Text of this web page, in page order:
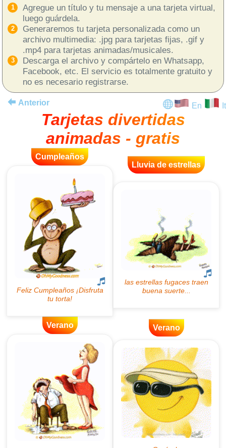
Agregue un título y tu mensaje a una tarjeta virtual,
luego guárdela.
Generaremos tu tarjeta personalizada como un
archivo multimedia: .jpg para tarjetas fijas, .gif y
.mp4 para tarjetas animadas/musicales.
Descarga el archivo y compártelo en Whatsapp,
Facebook, etc. El servicio es totalmente gratuito y
no es necesario registrarse.
Anterior En It
Tarjetas divertidas
animadas - gratis
Cumpleaños
Lluvia de estrellas
Verano Verano